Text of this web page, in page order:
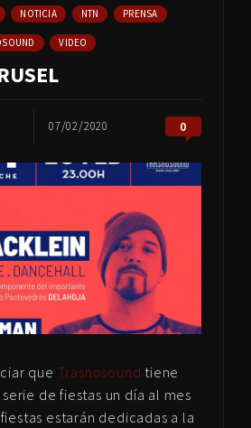
NOTICIA NTN PRENSA
VIDEO
07/02/2020 0
que Trasnosound tiene
de fiestas un día al mes
estarán dedicadas a la